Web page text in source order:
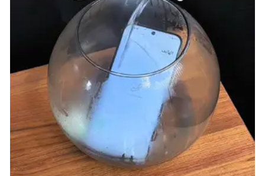
أن اللعبة الأصلية صدرت في عام 1988 وخلال الفترة بين ذلك
العام و1993، صدرت العديد من الإصدارات الفرعية مثل
تقدم اللعبة تجربة مشابهة للإصدار الأول مع تحسينات
طفيفة في أسلوب اللعب، لكنها لا تقدم قفزة نوعية تجعلها
تبدو وكأنها جزء رئيسي جديد، ومع ذلك، تظل لعبة جيدة
لمحبي السلسلة.
Wily And Right No RockBoard: That’s
Paradise